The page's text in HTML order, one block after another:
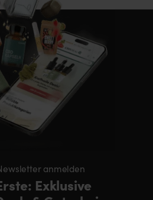
anmelden
Exklusive